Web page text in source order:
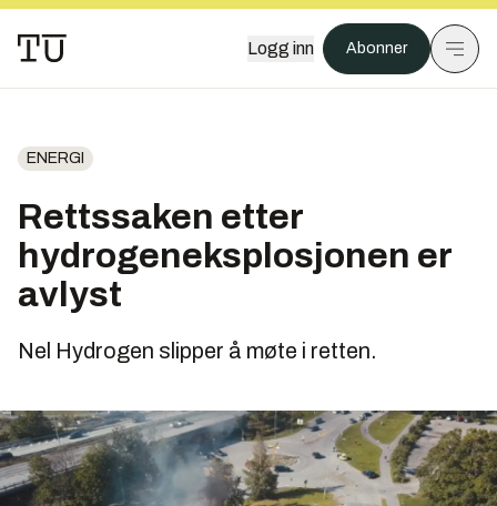
Logg inn Abonner
ENERGI
Rettssaken etter
hydrogeneksplosjonen er
avlyst
Nel Hydrogen slipper å møte i retten.